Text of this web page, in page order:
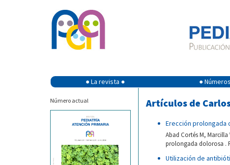
● La revista ● ●
Número actual Artículos de
Erección prolongada
Abad Cortés M,
prolongada dolorosa .
Utilización de